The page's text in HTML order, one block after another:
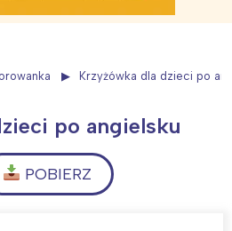
Krzyżówka dla dzieci po
po angielsku
POBIERZ